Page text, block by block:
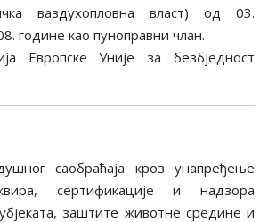
ваздухопловна власт) од 03.
године као пуноправни члан.
Европске Уније за безбједност
саобраћаја кроз унапређење
сертификације и надзора
заштите животне средине и